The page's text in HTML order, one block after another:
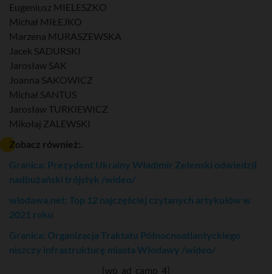
Eugeniusz MIELESZKO
Michał MIŁEJKO
Marzena MURASZEWSKA
Jacek SADURSKI
Jarosław SAK
Joanna SAKOWICZ
Michał SANTUS
Jarosław TURKIEWICZ
Mikołaj ZALEWSKI
Zobacz również:.
Granica: Prezydent Ukrainy Władimir Zełenski odwiedził
nadbużański trójstyk /wideo/
wlodawa.net: Top 12 najczęściej czytanych artykułów w
2021 roku
Granica: Organizacja Traktatu Północnoatlantyckiego
niszczy infrastrukturę miasta Włodawy /wideo/
[wp_ad_camp_4]